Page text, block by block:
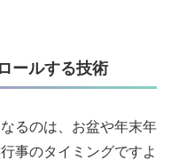
ールする技術
るのは、お盆や年末年
事のタイミングですよ